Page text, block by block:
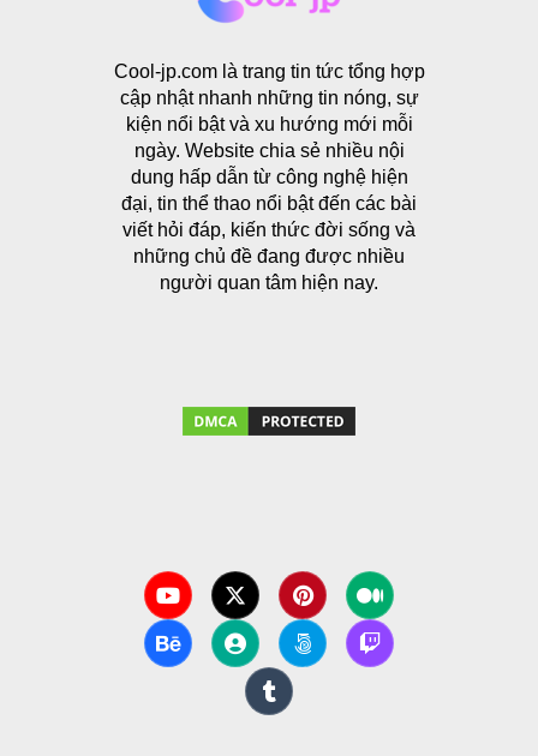
Cool-jp.com là trang tin tức tổng hợp
cập nhật nhanh những tin nóng, sự
kiện nổi bật và xu hướng mới mỗi
ngày. Website chia sẻ nhiều nội
dung hấp dẫn từ công nghệ hiện
đại, tin thể thao nổi bật đến các bài
viết hỏi đáp, kiến thức đời sống và
những chủ đề đang được nhiều
người quan tâm hiện nay.